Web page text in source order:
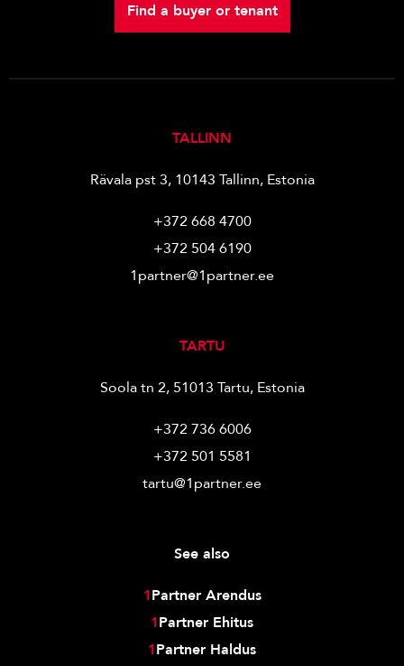
Find a buyer or tenant
TALLINN
Rävala pst 3, 10143 Tallinn, Estonia
+372 668 4700
+372 504 6190
1partner@1partner.ee
TARTU
Soola tn 2, 51013 Tartu, Estonia
+372 736 6006
+372 501 5581
tartu@1partner.ee
See also
1Partner Arendus
1Partner Ehitus
1Partner Haldus